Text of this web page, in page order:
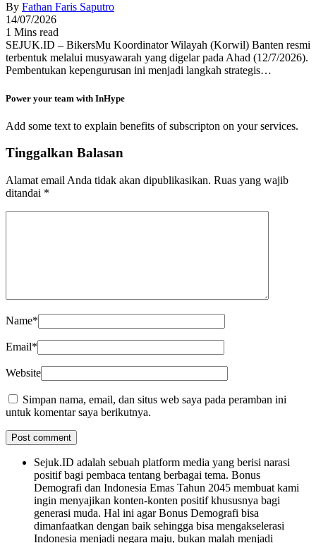
By Fathan Faris Saputro
14/07/2026
1 Mins read
SEJUK.ID – BikersMu Koordinator Wilayah (Korwil) Banten resmi
terbentuk melalui musyawarah yang digelar pada Ahad (12/7/2026).
Pembentukan kepengurusan ini menjadi langkah strategis…
Power your team with InHype
Add some text to explain benefits of subscripton on your services.
Tinggalkan Balasan
Alamat email Anda tidak akan dipublikasikan. Ruas yang wajib
ditandai *
Name*
Email*
Website
Simpan nama, email, dan situs web saya pada peramban ini
untuk komentar saya berikutnya.
Sejuk.ID adalah sebuah platform media yang berisi narasi
positif bagi pembaca tentang berbagai tema. Bonus
Demografi dan Indonesia Emas Tahun 2045 membuat kami
ingin menyajikan konten-konten positif khususnya bagi
generasi muda. Hal ini agar Bonus Demografi bisa
dimanfaatkan dengan baik sehingga bisa mengakselerasi
Indonesia menjadi negara maju, bukan malah menjadi